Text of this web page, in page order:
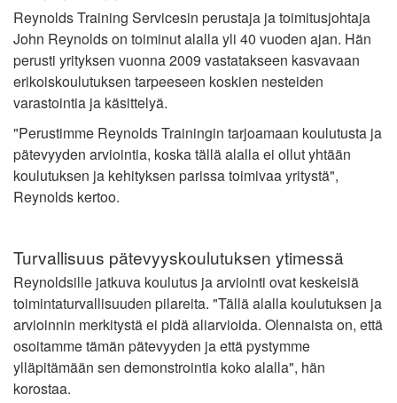
Reynolds Training Servicesin perustaja ja toimitusjohtaja
John Reynolds on toiminut alalla yli 40 vuoden ajan. Hän
perusti yrityksen vuonna 2009 vastatakseen kasvavaan
erikoiskoulutuksen tarpeeseen koskien nesteiden
varastointia ja käsittelyä.
"Perustimme Reynolds Trainingin tarjoamaan koulutusta ja
pätevyyden arviointia, koska tällä alalla ei ollut yhtään
koulutuksen ja kehityksen parissa toimivaa yritystä",
Reynolds kertoo.
Turvallisuus pätevyyskoulutuksen ytimessä
Reynoldsille jatkuva koulutus ja arviointi ovat keskeisiä
toimintaturvallisuuden pilareita. "Tällä alalla koulutuksen ja
arvioinnin merkitystä ei pidä aliarvioida. Olennaista on, että
osoitamme tämän pätevyyden ja että pystymme
ylläpitämään sen demonstrointia koko alalla", hän
korostaa.